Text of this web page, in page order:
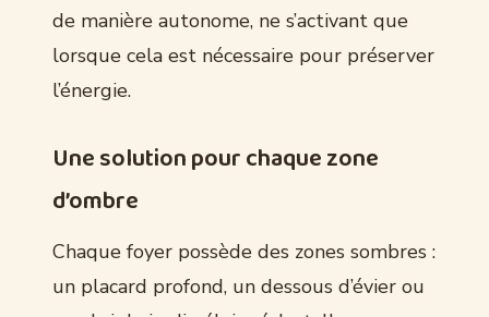
de manière autonome, ne s’activant que
lorsque cela est nécessaire pour préserver
l’énergie.
Une solution pour chaque zone
d’ombre
Chaque foyer possède des zones sombres :
un placard profond, un dessous d’évier ou